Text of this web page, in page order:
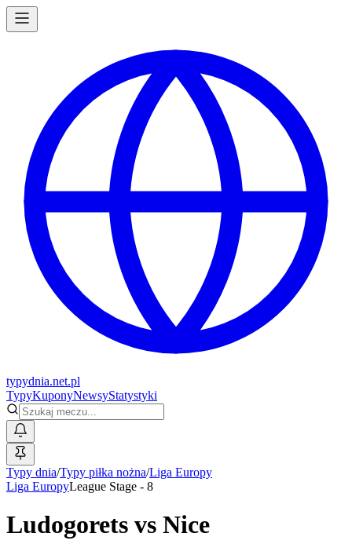
typydnia.net.pl
TypyKuponyNewsyStatystyki
Typy dnia/Typy piłka nożna/Liga Europy
Liga EuropyLeague Stage - 8
Ludogorets vs Nice